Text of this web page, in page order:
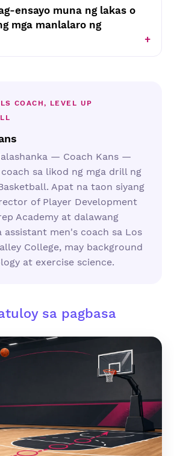
ensayo muna ng lakas o
mga manlalaro ng
COACH, LEVEL UP
— Coach Kans —
sa likod ng mga drill ng
Apat na taon siyang
of Player Development
Academy at dalawang
assistant men's coach sa Los
College, may background
at exercise science.
sa pagbasa